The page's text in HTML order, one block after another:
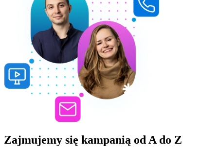
Zajmujemy się kampanią od A do Z